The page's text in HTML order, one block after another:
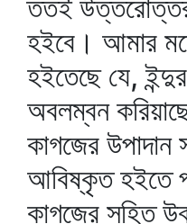
ততই
হইবে। আমার
হইতেছে যে,
অবলম্বন
কাগজের উপাদান
আবিষ্কৃত হইতে
কাগজের সহিত